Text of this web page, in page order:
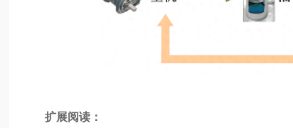
扩展阅读：